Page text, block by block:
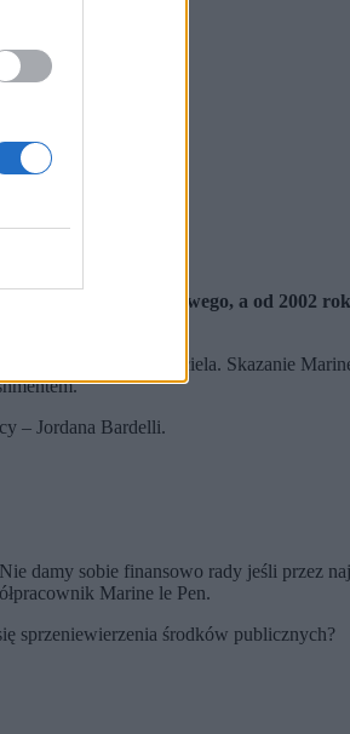
Narodowego, a od 2002
swojego założyciela. Skazanie
– Jordana Bardelli.
damy sobie finansowo rady jeśli przez
Marine le Pen.
sprzeniewierzenia środków publicznych?